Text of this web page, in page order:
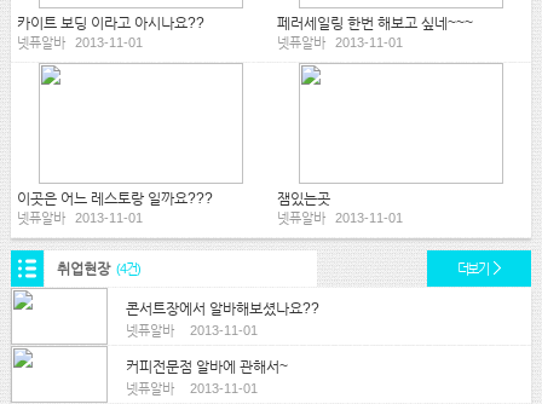
카이트 보딩 이라고 아시나요??
넷퓨알바 2013-11-01
페러세일링 한번 해보고 싶네~~~
넷퓨알바 2013-11-01
이곳은 어느 레스토랑 일까요???
넷퓨알바 2013-11-01
잼있는곳
넷퓨알바 2013-11-01
취업현장 (4건) 더보기
콘서트장에서 알바해보셨나요??
넷퓨알바 2013-11-01
커피전문점 알바에 관해서~
넷퓨알바 2013-11-01